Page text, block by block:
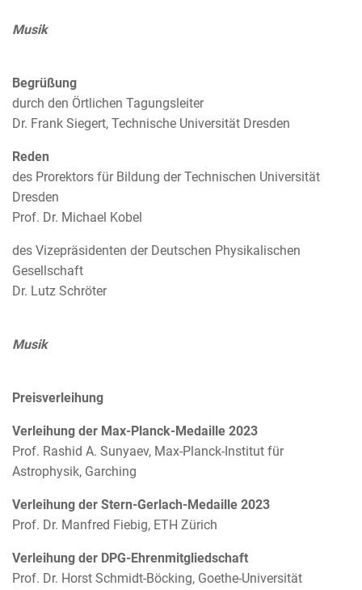
Musik
Begrüßung
durch den Örtlichen Tagungsleiter
Dr. Frank Siegert, Technische Universität Dresden
Reden
des Prorektors für Bildung der Technischen Universität
Dresden
Prof. Dr. Michael Kobel
des Vizepräsidenten der Deutschen Physikalischen
Gesellschaft
Dr. Lutz Schröter
Musik
Preisverleihung
Verleihung der Max-Planck-Medaille 2023
Prof. Rashid A. Sunyaev, Max-Planck-Institut für
Astrophysik, Garching
Verleihung der Stern-Gerlach-Medaille 2023
Prof. Dr. Manfred Fiebig, ETH Zürich
Verleihung der DPG-Ehrenmitgliedschaft
Prof. Dr. Horst Schmidt-Böcking, Goethe-Universität